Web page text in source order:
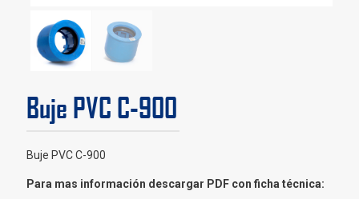
Buje PVC C-900
Buje PVC C-900
Para mas información descargar PDF con ficha técnica: